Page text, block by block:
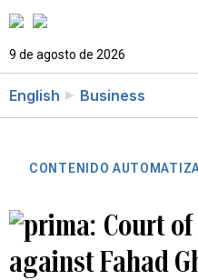
9 de agosto de 2026
English Business
CONTENIDO
Court
against Fahad